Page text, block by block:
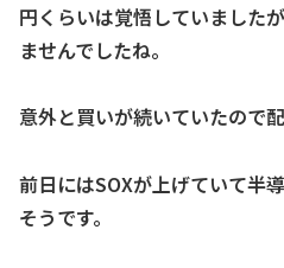
円くらいは覚悟していました
ませんでしたね。
意外と買いが続いていたので
前日にはSOXが上げていて半
そうです。